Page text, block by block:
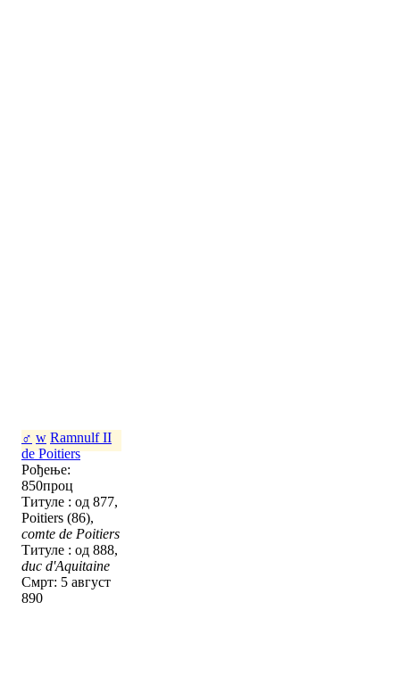
♂ w Ramnulf II
de Poitiers
Рођење:
850проц
Титуле : од 877,
Poitiers (86),
comte de Poitiers
Титуле : од 888,
duc d'Aquitaine
Смрт: 5 август
890